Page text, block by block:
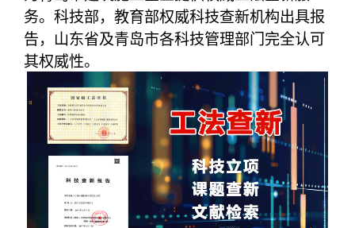
务。科技部，教育部权威科技查新机构出具报
告，山东省及青岛市各科技管理部门完全认可
其权威性。